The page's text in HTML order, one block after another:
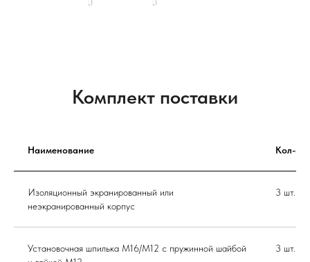
Комплект поставки
Наименование Кол-во
Изоляционный экранированный или
неэкранированный корпус
3 шт.
Установочная шпилька М16/М12 с пружинной шайбой
3 шт.